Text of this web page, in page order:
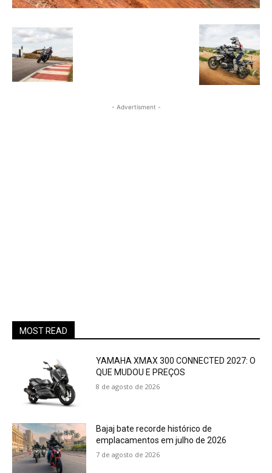
- Advertisment -
MOST READ
YAMAHA XMAX 300 CONNECTED 2027: O
QUE MUDOU E PREÇOS
8 de agosto de 2026
Bajaj bate recorde histórico de
emplacamentos em julho de 2026
7 de agosto de 2026